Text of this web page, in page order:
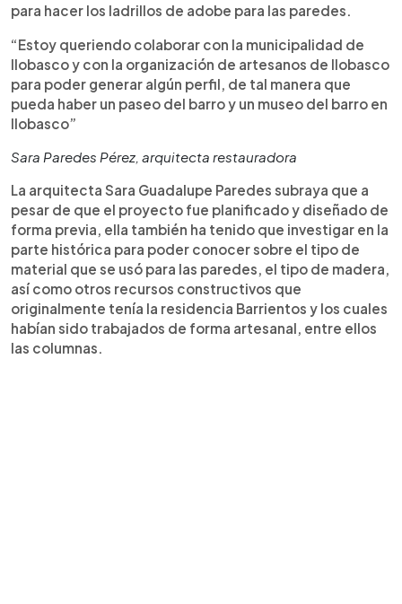
para hacer los ladrillos de adobe para las paredes.
“Estoy queriendo colaborar con la municipalidad de
Ilobasco y con la organización de artesanos de Ilobasco
para poder generar algún perfil, de tal manera que
pueda haber un paseo del barro y un museo del barro en
Ilobasco”
Sara Paredes Pérez, arquitecta restauradora
La arquitecta Sara Guadalupe Paredes subraya que a
pesar de que el proyecto fue planificado y diseñado de
forma previa, ella también ha tenido que investigar en la
parte histórica para poder conocer sobre el tipo de
material que se usó para las paredes, el tipo de madera,
así como otros recursos constructivos que
originalmente tenía la residencia Barrientos y los cuales
habían sido trabajados de forma artesanal, entre ellos
las columnas.